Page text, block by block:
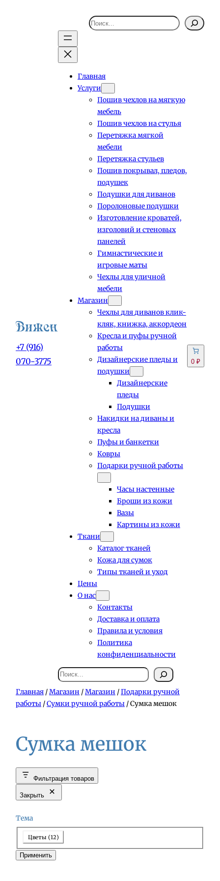
+7 (916)
070-3775
Поиск
Главная
Услуги
Пошив чехлов на мягкую
мебель
Пошив чехлов на стулья
Перетяжка мягкой
мебели
Перетяжка стульев
Пошив покрывал, пледов,
подушек
Подушки для диванов
Поролоновые подушки
Изготовление кроватей,
изголовий и стеновых
панелей
Гимнастические и
игровые маты
Чехлы для уличной
мебели
Магазин
Чехлы для диванов клик-
кляк, книжка, аккордеон
Кресла и пуфы ручной
работы
Дизайнерские пледы и
подушки
Дизайнерские
пледы
Подушки
Накидки на диваны и
кресла
Пуфы и банкетки
Ковры
Подарки ручной работы
Часы настенные
Броши из кожи
Вазы
Картины из кожи
Ткани
Каталог тканей
Кожа для сумок
Типы тканей и уход
Цены
О нас
Контакты
Доставка и оплата
Правила и условия
Политика
конфиденциальности
Поиск
0 ₽
Главная /Магазин /Магазин /Подарки ручной
работы /Сумки ручной работы / Сумка мешок
Сумка мешок
Фильтрация товаров
Закрыть
Тема
е
м
Цветы (12)
Применить